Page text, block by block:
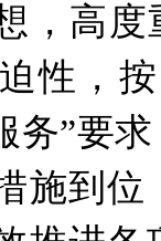
，高度
性，
务”要
施到位